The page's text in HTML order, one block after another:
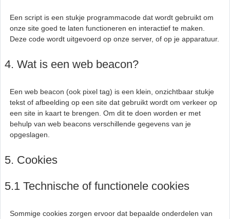
Een script is een stukje programmacode dat wordt gebruikt om
onze site goed te laten functioneren en interactief te maken.
Deze code wordt uitgevoerd op onze server, of op je apparatuur.
4. Wat is een web beacon?
Een web beacon (ook pixel tag) is een klein, onzichtbaar stukje
tekst of afbeelding op een site dat gebruikt wordt om verkeer op
een site in kaart te brengen. Om dit te doen worden er met
behulp van web beacons verschillende gegevens van je
opgeslagen.
5. Cookies
5.1 Technische of functionele cookies
Sommige cookies zorgen ervoor dat bepaalde onderdelen van